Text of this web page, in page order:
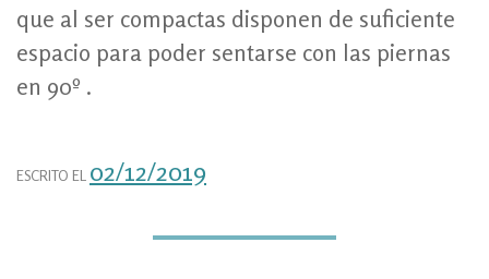
que al ser compactas disponen de suficiente
espacio para poder sentarse con las piernas
en 90º .
ESCRITO EL 02/12/2019